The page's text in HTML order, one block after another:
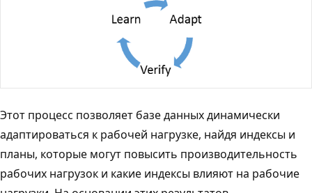
Этот процесс позволяет базе данных динамически
адаптироваться к рабочей нагрузке, найдя индексы и
планы, которые могут повысить производительность
рабочих нагрузок и какие индексы влияют на рабочие